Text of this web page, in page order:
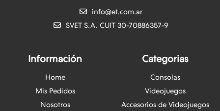
info@et.com.ar
SVET S.A. CUIT 30-70886357-9
Información
Home
Mis Pedidos
Nosotros
Categorias
Consolas
Videojuegos
Accesorios de Videojuegos